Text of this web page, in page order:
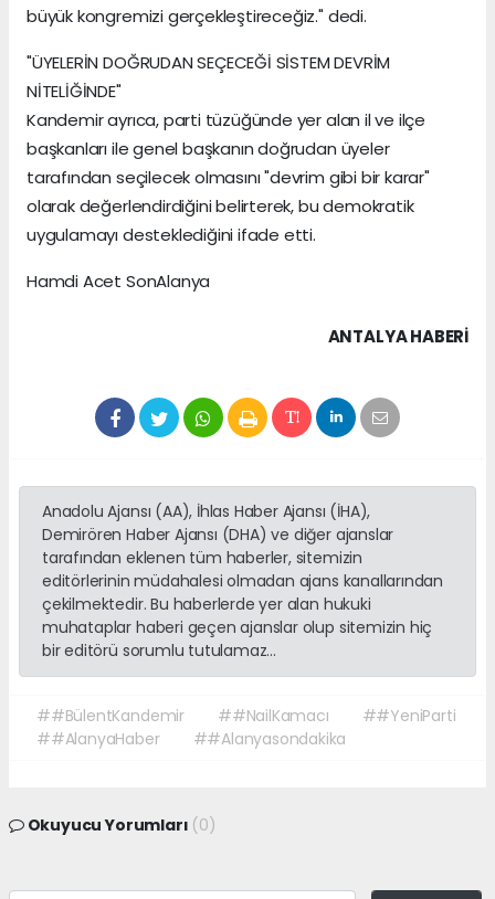
büyük kongremizi gerçekleştireceğiz." dedi.
"ÜYELERİN DOĞRUDAN SEÇECEĞİ SİSTEM DEVRİM
NİTELİĞİNDE"
Kandemir ayrıca, parti tüzüğünde yer alan il ve ilçe
başkanları ile genel başkanın doğrudan üyeler
tarafından seçilecek olmasını "devrim gibi bir karar"
olarak değerlendirdiğini belirterek, bu demokratik
uygulamayı desteklediğini ifade etti.
Hamdi Acet SonAlanya
ANTALYA HABERİ
Anadolu Ajansı (AA), İhlas Haber Ajansı (İHA),
Demirören Haber Ajansı (DHA) ve diğer ajanslar
tarafından eklenen tüm haberler, sitemizin
editörlerinin müdahalesi olmadan ajans kanallarından
çekilmektedir. Bu haberlerde yer alan hukuki
muhataplar haberi geçen ajanslar olup sitemizin hiç
bir editörü sorumlu tutulamaz...
##BülentKandemir ##NailKamacı
##YeniParti
##AlanyaHaber
##Alanyasondakika
Okuyucu Yorumları (0)